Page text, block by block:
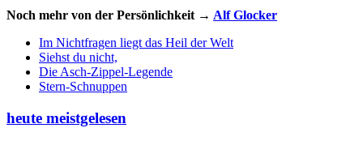
Noch mehr von der Persönlichkeit → Alf Glocker
Im Nichtfragen liegt das Heil der Welt
Siehst du nicht,
Die Asch-Zippel-Legende
Stern-Schnuppen
heute meistgelesen